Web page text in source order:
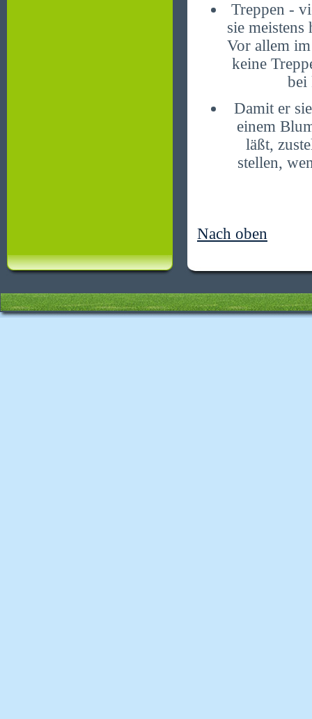
Treppen -
sie
Vor allem
keine
bei
Damit er
einem
läßt,
stellen,
Nach oben